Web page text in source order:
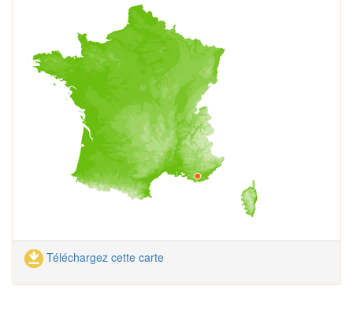
Téléchargez cette carte